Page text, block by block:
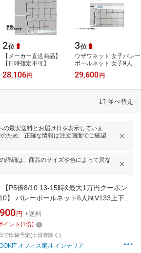
2位
【メーカー直送商品】
【日時指定不可】
[KANEYA]カネヤ6人制バ
レーボールネット(上下白
28,106 円
3位
ウザワネット 女子バレー
ボールネット 女子9人制
シュタークワイヤー
110dT/240本 バレーボー
29,600 円
並べ替え
の最安送料とお届け日を表示していま
ため、正確な情報は注文画面でご確認
詳細は、商品のサイズや色によって異な
【P5倍8/10 13-15時&最大1万円クーポン
】 バレーボールネット6人制V133上下白
バニュー 幅950×高さ100cm イザナスロー
ード 白帯ターポリン製 上下白帯付 バレ
ル用品 学校 日本製 EKU111
円 +送料
イント (1倍)
で出荷予定(土日祝除く)
オフィス家具 インテリア